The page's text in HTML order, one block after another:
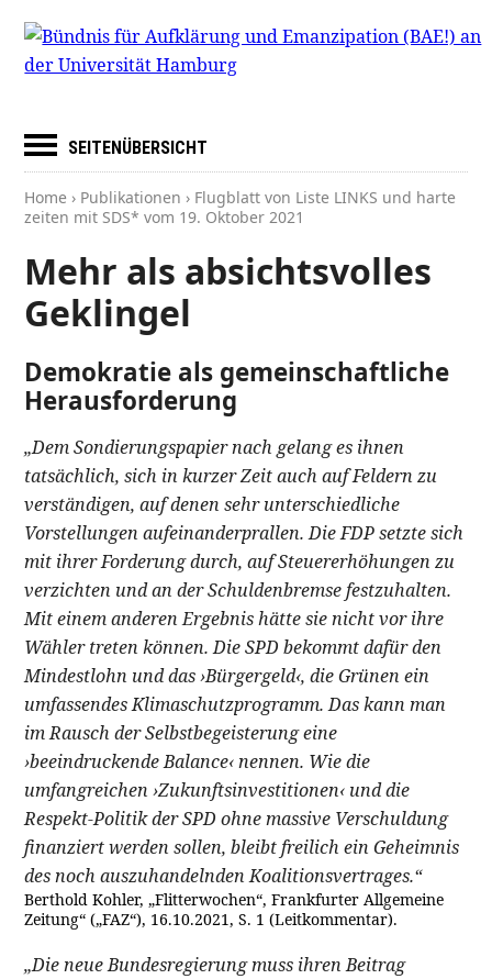
SEITENÜBERSICHT
Home › Publikationen › Flugblatt von Liste LINKS und harte
zeiten mit SDS* vom 19. Oktober 2021
Mehr als absichtsvolles
Geklingel
Demokratie als gemeinschaftliche
Herausforderung
„Dem Sondierungspapier nach gelang es ihnen
tatsächlich, sich in kurzer Zeit auch auf Feldern zu
verständigen, auf denen sehr unterschiedliche
Vorstellungen aufeinanderprallen. Die FDP setzte sich
mit ihrer Forderung durch, auf Steuererhöhungen zu
verzichten und an der Schuldenbremse festzuhalten.
Mit einem anderen Ergebnis hätte sie nicht vor ihre
Wähler treten können. Die SPD bekommt dafür den
Mindestlohn und das ›Bürgergeld‹, die Grünen ein
umfassendes Klimaschutzprogramm. Das kann man
im Rausch der Selbstbegeisterung eine
›beeindruckende Balance‹ nennen. Wie die
umfangreichen ›Zukunftsinvestitionen‹ und die
Respekt-Politik der SPD ohne massive Verschuldung
finanziert werden sollen, bleibt freilich ein Geheimnis
des noch auszuhandelnden Koalitionsvertrages.“
Berthold Kohler, „Flitterwochen“, Frankfurter Allgemeine
Zeitung“ („FAZ“), 16.10.2021, S. 1 (Leitkommentar).
„Die neue Bundesregierung muss ihren Beitrag